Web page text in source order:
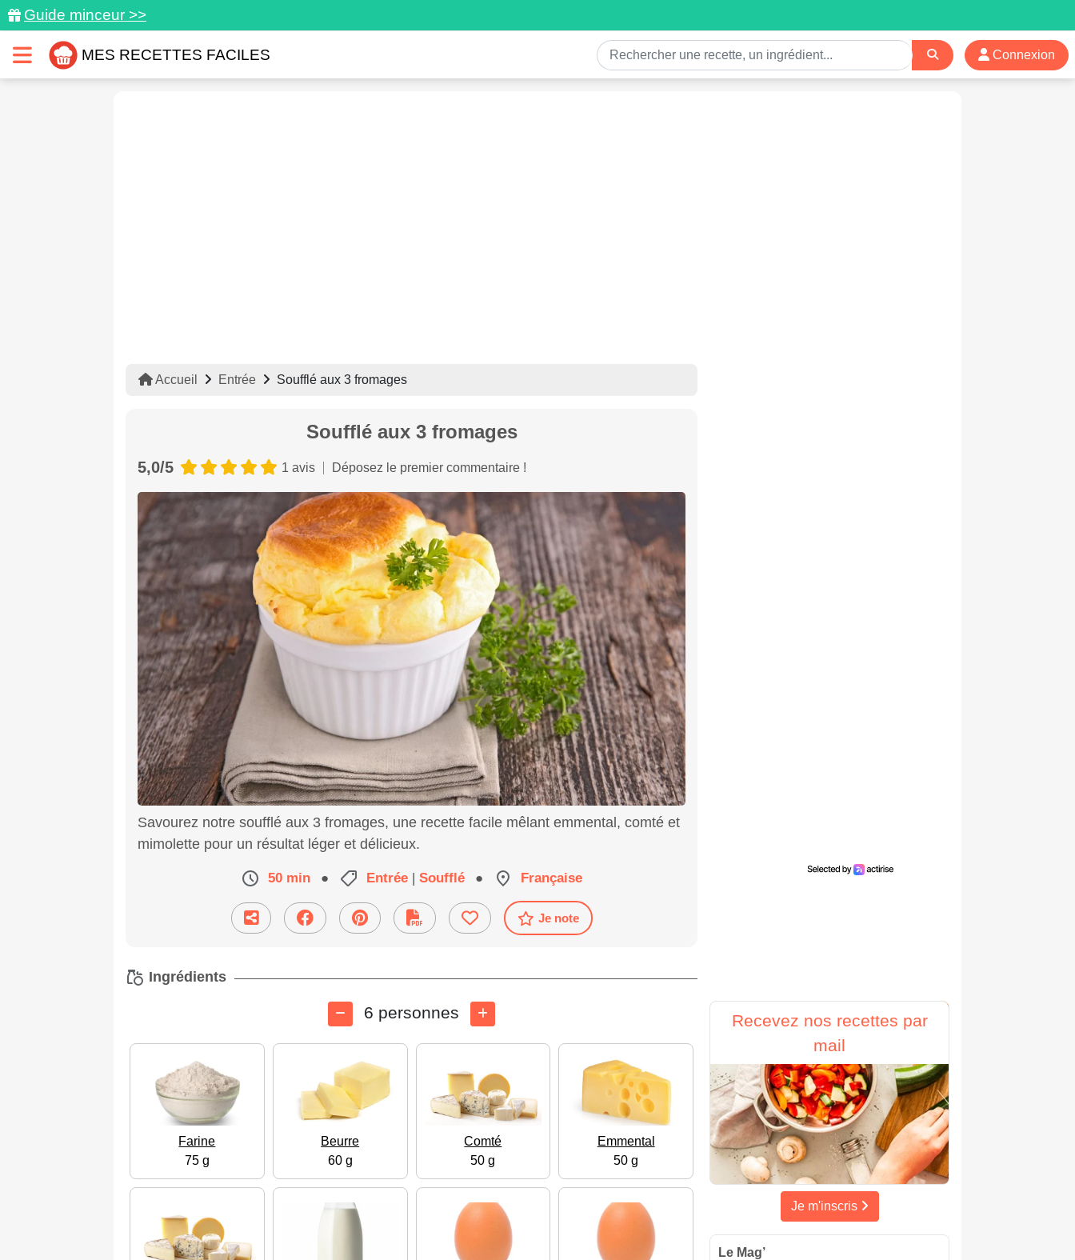
Guide minceur >>
MES RECETTES FACILES Connexion
Accueil Entrée Soufflé aux 3 fromages
Soufflé aux 3 fromages
5,0/5 1 avis Déposez le premier commentaire !
Savourez notre soufflé aux 3 fromages, une recette facile mêlant emmental, comté et
mimolette pour un résultat léger et délicieux.
50 min ● Entrée | Soufflé ● Française
Je note
Ingrédients
6 personnes
Farine
75 g
Beurre
60 g
Comté
50 g
Emmental
50 g
Recevez nos recettes par
mail
Je m'inscris
Le Mag’